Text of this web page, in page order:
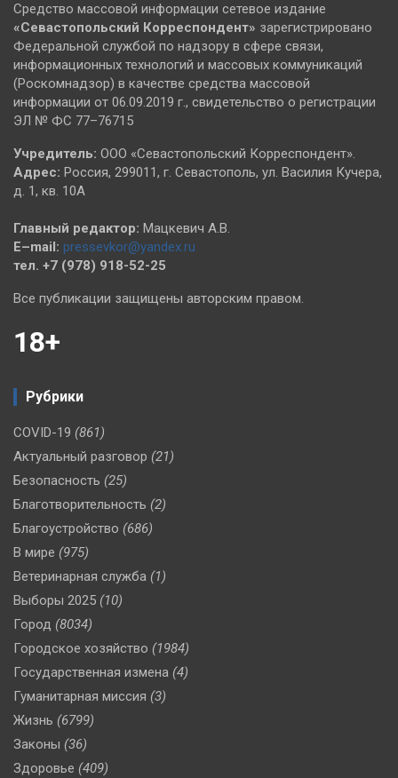
Средство массовой информации сетевое издание
«Севастопольский Корреспондент» зарегистрировано
Федеральной службой по надзору в сфере связи,
информационных технологий и массовых коммуникаций
(Роскомнадзор) в качестве средства массовой
информации от 06.09.2019 г., свидетельство о регистрации
ЭЛ № ФС 77–76715
Учредитель: ООО «Севастопольский Корреспондент».
Адрес: Россия, 299011, г. Севастополь, ул. Василия Кучера,
д. 1, кв. 10А
Главный редактор: Мацкевич А.В.
E–mail: pressevkor@yandex.ru
тел. +7 (978) 918-52-25
Все публикации защищены авторским правом.
18+
Рубрики
COVID-19 (861)
Актуальный разговор (21)
Безопасность (25)
Благотворительность (2)
Благоустройство (686)
В мире (975)
Ветеринарная служба (1)
Выборы 2025 (10)
Город (8034)
Городское хозяйство (1984)
Государственная измена (4)
Гуманитарная миссия (3)
Жизнь (6799)
Законы (36)
Здоровье (409)